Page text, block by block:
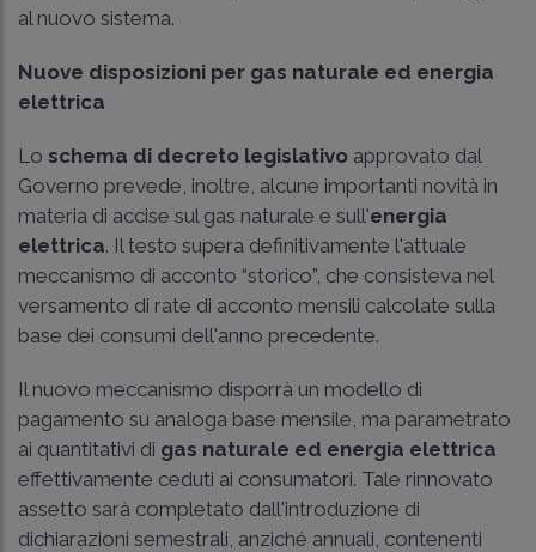
al nuovo sistema.
Nuove disposizioni per gas naturale ed energia
elettrica
Lo schema di decreto legislativo approvato dal
Governo prevede, inoltre, alcune importanti novità in
materia di accise sul gas naturale e sull'energia
elettrica. Il testo supera definitivamente l'attuale
meccanismo di acconto “storico”, che consisteva nel
versamento di rate di acconto mensili calcolate sulla
base dei consumi dell'anno precedente.
Il nuovo meccanismo disporrà un modello di
pagamento su analoga base mensile, ma parametrato
ai quantitativi di gas naturale ed energia elettrica
effettivamente ceduti ai consumatori. Tale rinnovato
assetto sarà completato dall'introduzione di
dichiarazioni semestrali, anziché annuali, contenenti